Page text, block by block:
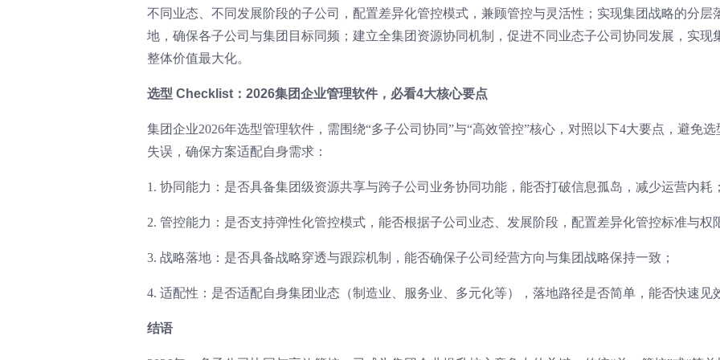
不同业态、不同发展阶段的子公司，配置差异化管控模式，兼顾管控与灵活性；实现集团战略的分层
地，确保各子公司与集团目标同频；建立全集团资源协同机制，促进不同业态子公司协同发展，实现
整体价值最大化。
选型 Checklist：2026集团企业管理软件，必看4大核心要点
集团企业2026年选型管理软件，需围绕“多子公司协同”与“高效管控”核心，对照以下4大要点，避免选
失误，确保方案适配自身需求：
1. 协同能力：是否具备集团级资源共享与跨子公司业务协同功能，能否打破信息孤岛，减少运营内耗；
2. 管控能力：是否支持弹性化管控模式，能否根据子公司业态、发展阶段，配置差异化管控标准与权
3. 战略落地：是否具备战略穿透与跟踪机制，能否确保子公司经营方向与集团战略保持一致；
4. 适配性：是否适配自身集团业态（制造业、服务业、多元化等），落地路径是否简单，能否快速见
结语